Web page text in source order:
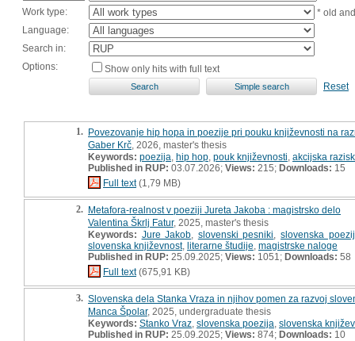
Work type:
* old
Language:
Search in:
Options:
Show only hits with full text
Reset
1. Povezovanje hip hopa in poezije pri pouku književnosti na
Gaber Krč , 2026, master's thesis
Keywords: poezija hip hop pouk književnosti akcijska
Published in RUP: 03.07.2026; Views: 215; Downloads: 15
Full text(1,79 MB)
2. Metafora-realnost v poeziji Jureta Jakoba : magistrsko delo
Valentina Škrlj Fatur, 2025, master's thesis
Keywords: Jure Jakob slovenski pesniki ,slovenska
slovenska književnost, literarne študije magistrske naloge
Published in RUP: 25.09.2025; Views: 1051; Downloads: 58
Full text(675,91 KB)
3. Slovenska dela Stanka Vraza in njihov pomen za razvoj
Manca Špolar, 2025, undergraduate thesis
Keywords: Stanko Vraz slovenska poezija slovenska
Published in RUP: 25.09.2025; Views: 874; Downloads: 10